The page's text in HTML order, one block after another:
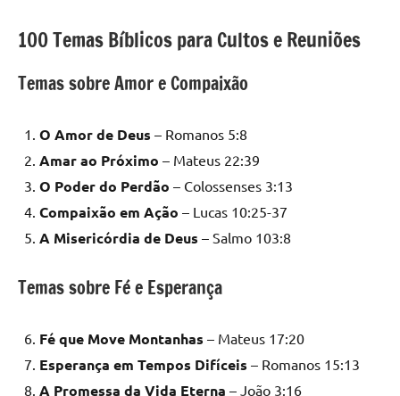
100 Temas Bíblicos para Cultos e Reuniões
Temas sobre Amor e Compaixão
O Amor de Deus – Romanos 5:8
Amar ao Próximo – Mateus 22:39
O Poder do Perdão – Colossenses 3:13
Compaixão em Ação – Lucas 10:25-37
A Misericórdia de Deus – Salmo 103:8
Temas sobre Fé e Esperança
Fé que Move Montanhas – Mateus 17:20
Esperança em Tempos Difíceis – Romanos 15:13
A Promessa da Vida Eterna – João 3:16